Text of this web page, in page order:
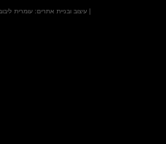
עיצוב ובניית אתרים: עומרית